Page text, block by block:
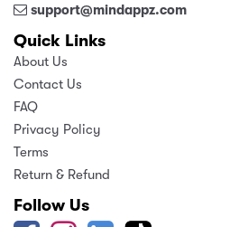
support@mindappz.com
Quick Links
About Us
Contact Us
FAQ
Privacy Policy
Terms
Return & Refund
Follow Us